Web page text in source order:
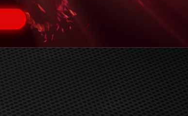
comprend GCN et les dGPU grand public plus récents,